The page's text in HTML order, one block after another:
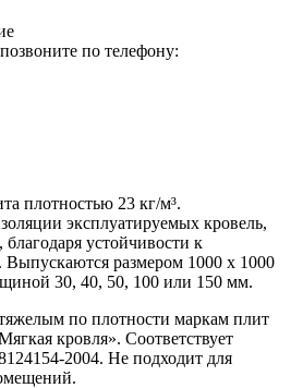
по телефону:
плотностью 23 кг/м³.
эксплуатируемых кровель,
устойчивости к
Выпускаются размером 1000 х 1000
30, 40, 50, 100 или 150 мм.
по плотности маркам плит
кровля». Соответствует
2004. Не подходит для